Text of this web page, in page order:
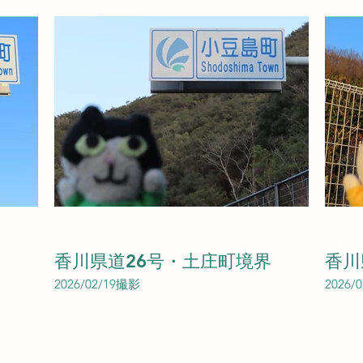
香川県道26号・土庄町境界
2026/02/19撮影
香
2026/